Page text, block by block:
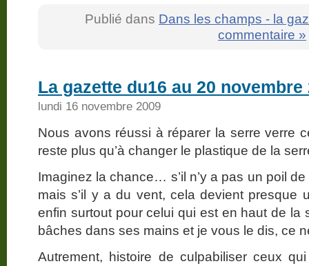
Publié dans Dans les champs - la
commentaire »
La gazette du16 au 20 novembre
lundi 16 novembre 2009
Nous avons réussi à réparer la serre verre
reste plus qu’à changer le plastique de la
Imaginez la chance… s’il n’y a pas un poil
mais s’il y a du vent, cela devient
enfin surtout pour celui qui est en haut de la
bâches dans ses mains et je vous le dis, ce
Autrement, histoire de culpabiliser ceux